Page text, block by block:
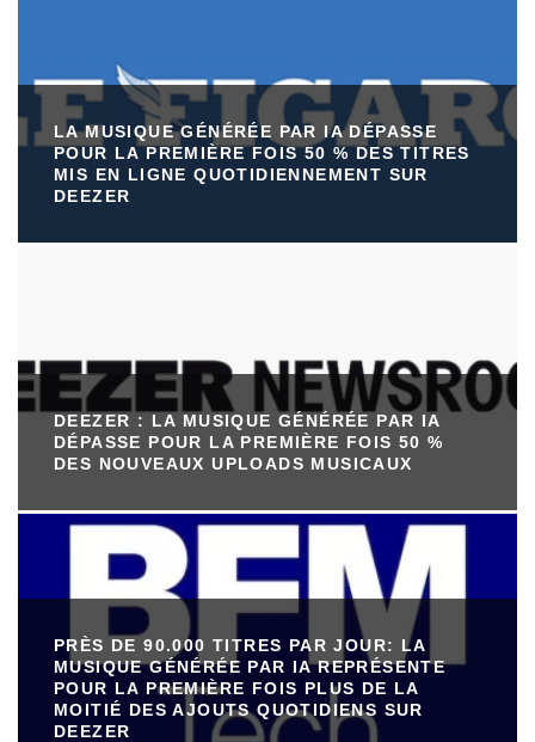
LA MUSIQUE GÉNÉRÉE PAR IA DÉPASSE
POUR LA PREMIÈRE FOIS 50 % DES TITRES
MIS EN LIGNE QUOTIDIENNEMENT SUR
DEEZER
DEEZER : LA MUSIQUE GÉNÉRÉE PAR IA
DÉPASSE POUR LA PREMIÈRE FOIS 50 %
DES NOUVEAUX UPLOADS MUSICAUX
PRÈS DE 90.000 TITRES PAR JOUR: LA
MUSIQUE GÉNÉRÉE PAR IA REPRÉSENTE
POUR LA PREMIÈRE FOIS PLUS DE LA
MOITIÉ DES AJOUTS QUOTIDIENS SUR
DEEZER